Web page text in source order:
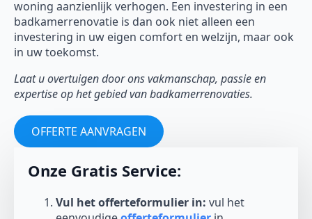
woning aanzienlijk verhogen. Een investering in een
badkamerrenovatie is dan ook niet alleen een
investering in uw eigen comfort en welzijn, maar ook
in uw toekomst.
Laat u overtuigen door ons vakmanschap, passie en
expertise op het gebied van badkamerrenovaties.
OFFERTE AANVRAGEN
Onze Gratis Service:
Vul het offerteformulier in: vul het